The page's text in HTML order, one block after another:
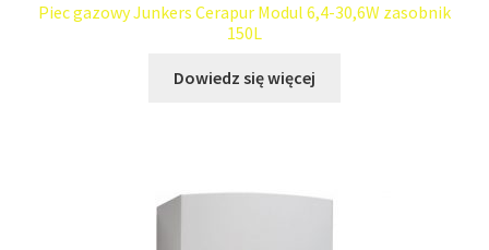
Piec gazowy Junkers Cerapur Modul 6,4-30,6W zasobnik
150L
Dowiedz się więcej